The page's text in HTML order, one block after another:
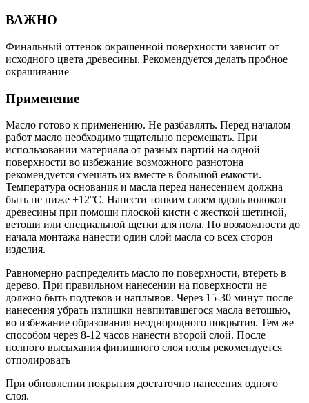
ВАЖНО
Финальный оттенок окрашенной поверхности зависит от
исходного цвета древесины. Рекомендуется делать пробное
окрашивание
Применение
Масло готово к применению. Не разбавлять. Перед началом
работ масло необходимо тщательно перемешать. При
использовании материала от разных партий на одной
поверхности во избежание возможного разнотона
рекомендуется смешать их вместе в большой емкости.
Температура основания и масла перед нанесением должна
быть не ниже +12°С. Нанести тонким слоем вдоль волокон
древесины при помощи плоской кисти с жесткой щетиной,
ветоши или специальной щетки для пола. По возможности до
начала монтажа нанести один слой масла со всех сторон
изделия.
Равномерно распределить масло по поверхности, втереть в
дерево. При правильном нанесении на поверхности не
должно быть подтеков и наплывов. Через 15-30 минут после
нанесения убрать излишки невпитавшегося масла ветошью,
во избежание образования неоднородного покрытия. Тем же
способом через 8-12 часов нанести второй слой. После
полного высыхания финишного слоя полы рекомендуется
отполировать
При обновлении покрытия достаточно нанесения одного
слоя.